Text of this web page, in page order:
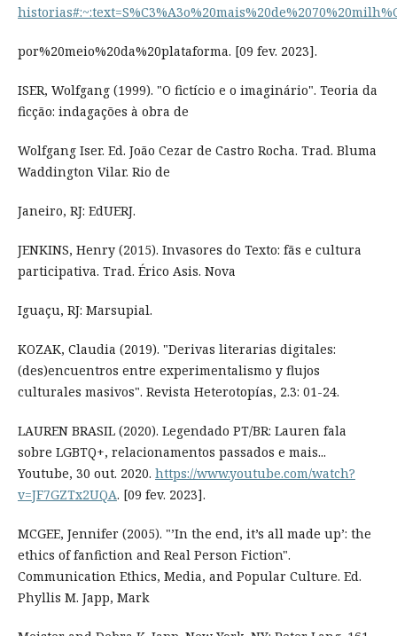
por%20meio%20da%20plataforma. [09 fev. 2023].
ISER, Wolfgang (1999). "O fictício e o imaginário". Teoria da
ficção: indagações à obra de
Wolfgang Iser. Ed. João Cezar de Castro Rocha. Trad. Bluma
Waddington Vilar. Rio de
Janeiro, RJ: EdUERJ.
JENKINS, Henry (2015). Invasores do Texto: fãs e cultura
participativa. Trad. Érico Asis. Nova
Iguaçu, RJ: Marsupial.
KOZAK, Claudia (2019). "Derivas literarias digitales:
(des)encuentros entre experimentalismo y flujos
culturales masivos". Revista Heterotopías, 2.3: 01-24.
LAUREN BRASIL (2020). Legendado PT/BR: Lauren fala
sobre LGBTQ+, relacionamentos passados e mais...
Youtube, 30 out. 2020. https://www.youtube.com/watch?
v=JF7GZTx2UQA. [09 fev. 2023].
MCGEE, Jennifer (2005). "’In the end, it’s all made up’: the
ethics of fanfiction and Real Person Fiction".
Communication Ethics, Media, and Popular Culture. Ed.
Phyllis M. Japp, Mark